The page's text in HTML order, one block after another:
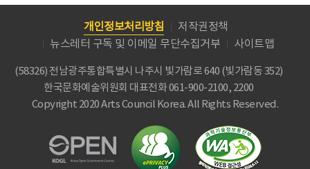
개인정보처리방침
저작권정책
뉴스레터 구독 및 이메일 무단수집거부
사이트맵
(58326) 전남광주통합특별시 나주시 빛가람로 640 (빛가람동 352)
한국문화예술위원회 대표전화 061-900-2100, 2200
Copyright 2020 Arts Council Korea. All Rights Reserved.